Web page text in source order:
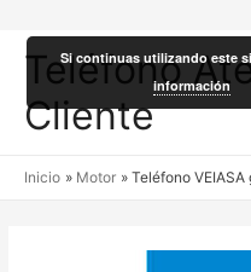
Teléfono
Cliente
Inicio Motor Teléfono VEIASA
Si continuas utilizando este
información